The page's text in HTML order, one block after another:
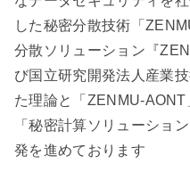
した秘密分散技術「
分散ソリューション『
び国立研究開発法人産業
た理論と「ZENMU-
「秘密計算ソリューショ
発を進めております